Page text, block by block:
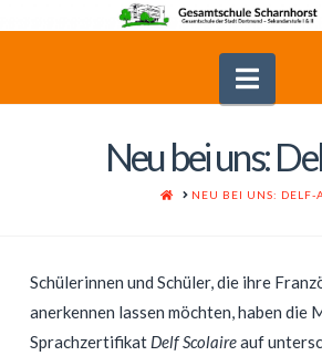
Neu bei uns:
HOMENEU BEI UNS: DELF-
Schülerinnen und Schüler, die ihre
anerkennen lassen möchten, haben die
Sprachzertifikat Delf Scolaireauf